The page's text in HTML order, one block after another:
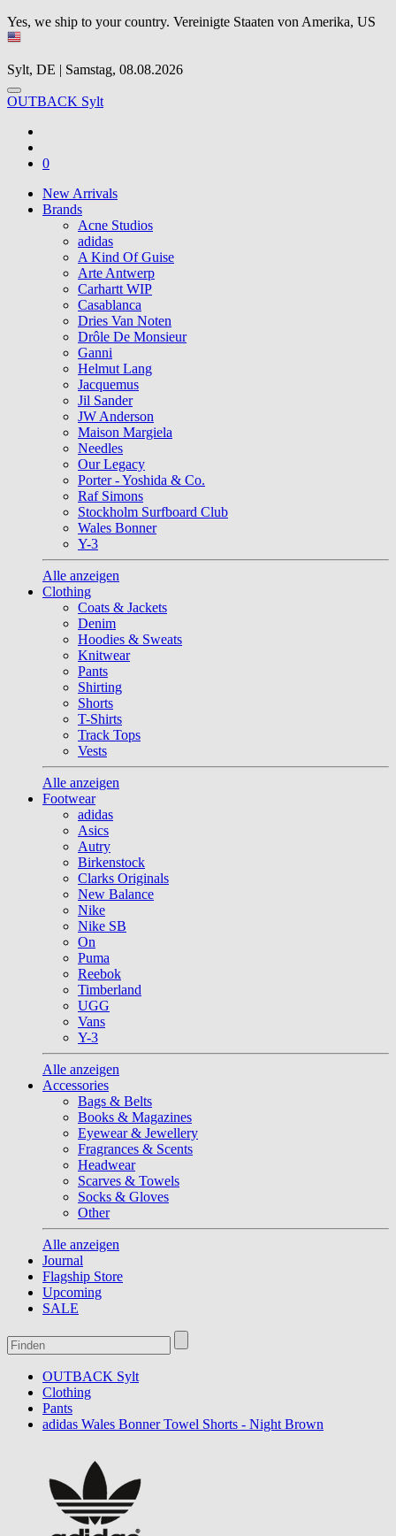
Yes, we ship to your country. Vereinigte Staaten von Amerika, US
Sylt, DE | Samstag, 08.08.2026
OUTBACK Sylt
0
New Arrivals
Brands
Acne Studios
adidas
A Kind Of Guise
Arte Antwerp
Carhartt WIP
Casablanca
Dries Van Noten
Drôle De Monsieur
Ganni
Helmut Lang
Jacquemus
Jil Sander
JW Anderson
Maison Margiela
Needles
Our Legacy
Porter - Yoshida & Co.
Raf Simons
Stockholm Surfboard Club
Wales Bonner
Y-3
Alle anzeigen
Clothing
Coats & Jackets
Denim
Hoodies & Sweats
Knitwear
Pants
Shirting
Shorts
T-Shirts
Track Tops
Vests
Alle anzeigen
Footwear
adidas
Asics
Autry
Birkenstock
Clarks Originals
New Balance
Nike
Nike SB
On
Puma
Reebok
Timberland
UGG
Vans
Y-3
Alle anzeigen
Accessories
Bags & Belts
Books & Magazines
Eyewear & Jewellery
Fragrances & Scents
Headwear
Scarves & Towels
Socks & Gloves
Other
Alle anzeigen
Journal
Flagship Store
Upcoming
SALE
OUTBACK Sylt
Clothing
Pants
adidas Wales Bonner Towel Shorts - Night Brown